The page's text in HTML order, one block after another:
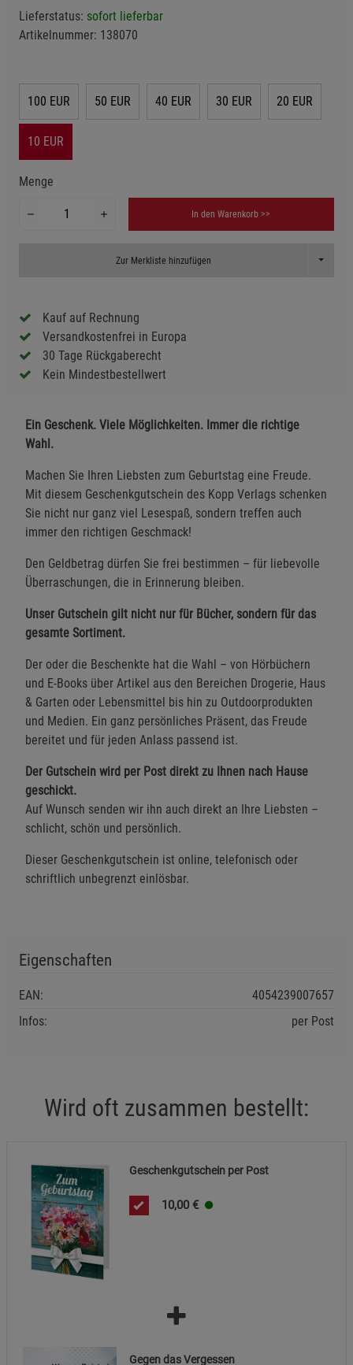
Lieferstatus: sofort lieferbar
Artikelnummer: 138070
100 EUR 50 EUR 40 EUR 30 EUR 20 EUR
10 EUR
Menge
In den Warenkorb >>
Zur Merkliste hinzufügen Toggle
Kauf auf Rechnung
Versandkostenfrei in Europa
30 Tage Rückgaberecht
Kein Mindestbestellwert
Ein Geschenk. Viele Möglichkeiten. Immer die richtige
Wahl.
Machen Sie Ihren Liebsten zum Geburtstag eine Freude.
Mit diesem Geschenkgutschein des Kopp Verlags schenken
Sie nicht nur ganz viel Lesespaß, sondern treffen auch
immer den richtigen Geschmack!
Den Geldbetrag dürfen Sie frei bestimmen – für liebevolle
Überraschungen, die in Erinnerung bleiben.
Unser Gutschein gilt nicht nur für Bücher, sondern für das
gesamte Sortiment.
Der oder die Beschenkte hat die Wahl – von Hörbüchern
und E-Books über Artikel aus den Bereichen Drogerie, Haus
& Garten oder Lebensmittel bis hin zu Outdoorprodukten
und Medien. Ein ganz persönliches Präsent, das Freude
bereitet und für jeden Anlass passend ist.
Der Gutschein wird per Post direkt zu Ihnen nach Hause
geschickt.
Auf Wunsch senden wir ihn auch direkt an Ihre Liebsten –
schlicht, schön und persönlich.
Dieser Geschenkgutschein ist online, telefonisch oder
schriftlich unbegrenzt einlösbar.
Eigenschaften
EAN:
4054239007657
Infos:
per Post
Wird oft zusammen bestellt:
Geschenkgutschein per Post
10,00 €
Gegen das Vergessen